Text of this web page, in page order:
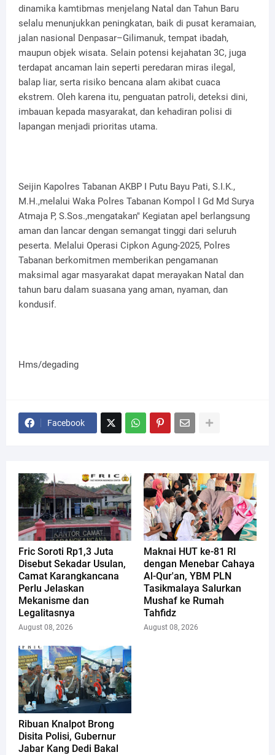
dinamika kamtibmas menjelang Natal dan Tahun Baru
selalu menunjukkan peningkatan, baik di pusat keramaian,
jalan nasional Denpasar–Gilimanuk, tempat ibadah,
maupun objek wisata. Selain potensi kejahatan 3C, juga
terdapat ancaman lain seperti peredaran miras ilegal,
balap liar, serta risiko bencana alam akibat cuaca
ekstrem. Oleh karena itu, penguatan patroli, deteksi dini,
imbauan kepada masyarakat, dan kehadiran polisi di
lapangan menjadi prioritas utama.
Seijin Kapolres Tabanan AKBP I Putu Bayu Pati, S.I.K.,
M.H.,melalui Waka Polres Tabanan Kompol I Gd Md Surya
Atmaja P, S.Sos.,mengatakan" Kegiatan apel berlangsung
aman dan lancar dengan semangat tinggi dari seluruh
peserta. Melalui Operasi Cipkon Agung-2025, Polres
Tabanan berkomitmen memberikan pengamanan
maksimal agar masyarakat dapat merayakan Natal dan
tahun baru dalam suasana yang aman, nyaman, dan
kondusif.
Hms/degading
Facebook
Fric Soroti Rp1,3 Juta
Disebut Sekadar Usulan,
Camat Karangkancana
Perlu Jelaskan
Mekanisme dan
Legalitasnya
August 08, 2026
Maknai HUT ke-81 RI
dengan Menebar Cahaya
Al-Qur'an, YBM PLN
Tasikmalaya Salurkan
Mushaf ke Rumah
Tahfidz
August 08, 2026
Ribuan Knalpot Brong
Disita Polisi, Gubernur
Jabar Kang Dedi Bakal